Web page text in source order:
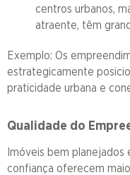
centros urbanos,
atraente, têm
Exemplo: Os
estrategicamente
praticidade urbana e
Qualidade do
Imóveis bem planejados
confiança oferecem